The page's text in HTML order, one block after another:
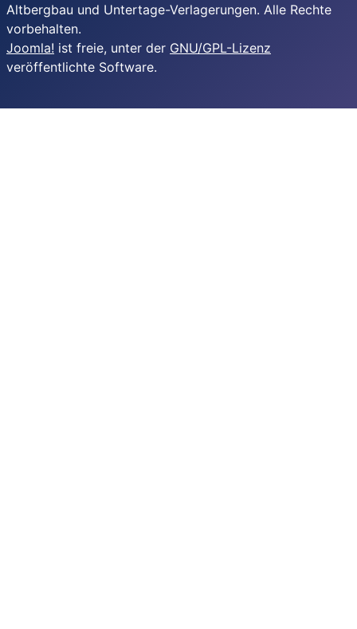
Altbergbau und Untertage-Verlagerungen. Alle Rechte
vorbehalten.
Joomla! ist freie, unter der GNU/GPL-Lizenz
veröffentlichte Software.